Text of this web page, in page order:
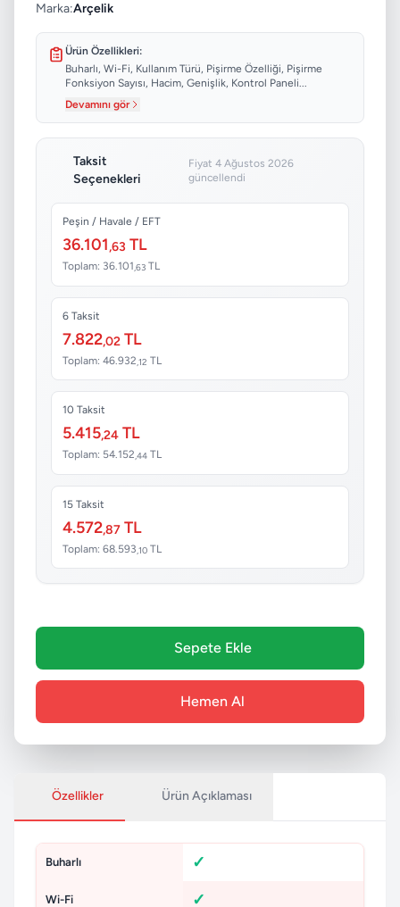
Marka:Arçelik
Ürün Özellikleri:
Buharlı, Wi-Fi, Kullanım Türü, Pişirme Özelliği, Pişirme
Fonksiyon Sayısı, Hacim, Genişlik, Kontrol Paneli...
Devamını gör
Taksit
Seçenekleri
Fiyat 4 Ağustos 2026
güncellendi
Peşin / Havale / EFT
36.101,63 TL
Toplam: 36.101 ,63 TL
6 Taksit
7.822,02 TL
Toplam: 46.932 ,12 TL
10 Taksit
5.415,24 TL
Toplam: 54.152 ,44 TL
15 Taksit
4.572,87 TL
Toplam: 68.593 ,10 TL
Sepete Ekle
Hemen Al
Özellikler Ürün Açıklaması
Buharlı
Wi-Fi